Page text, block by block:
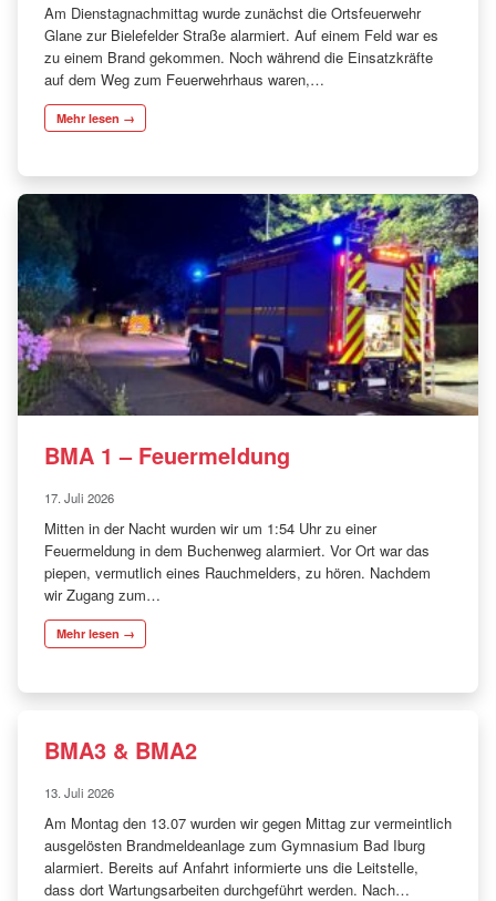
Am Dienstagnachmittag wurde zunächst die Ortsfeuerwehr
Glane zur Bielefelder Straße alarmiert. Auf einem Feld war es
zu einem Brand gekommen. Noch während die Einsatzkräfte
auf dem Weg zum Feuerwehrhaus waren,…
Mehr lesen →
BMA 1 – Feuermeldung
17. Juli 2026
Mitten in der Nacht wurden wir um 1:54 Uhr zu einer
Feuermeldung in dem Buchenweg alarmiert. Vor Ort war das
piepen, vermutlich eines Rauchmelders, zu hören. Nachdem
wir Zugang zum…
Mehr lesen →
BMA3 & BMA2
13. Juli 2026
Am Montag den 13.07 wurden wir gegen Mittag zur vermeintlich
ausgelösten Brandmeldeanlage zum Gymnasium Bad Iburg
alarmiert. Bereits auf Anfahrt informierte uns die Leitstelle,
dass dort Wartungsarbeiten durchgeführt werden. Nach…